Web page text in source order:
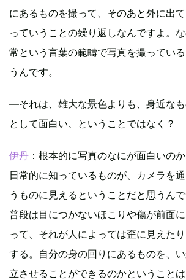
にあるものを撮って、そのあと外に出
っていうことの繰り返しなんですよ。
常という言葉の範疇で写真を撮ってい
うんです。
―それは、雄大な景色よりも、身近な
として面白い、ということではなく？
伊丹 ：根本的に写真のなにが面白いの
日常的に知っているものが、カメラを
うものに見えるということだと思うんで
普段は目につかないほこりや傷が前面
って、それが人によっては歪に見えた
する。自分の身の回りにあるものを、
立させることができるのかということ